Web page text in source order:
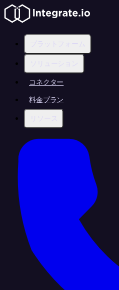
プラットフォーム
ソリューション
コネクター
料金プラン
リソース